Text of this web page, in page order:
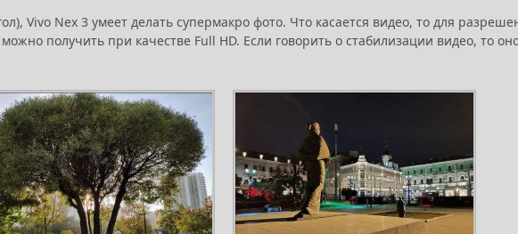
Vivo Nex 3 умеет делать супермакро фото. Что касается видео, то для
получить при качестве Full HD. Если говорить о стабилизации видео, то